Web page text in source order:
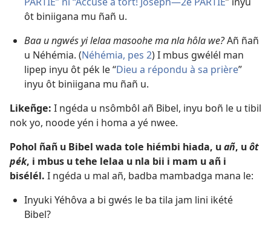
ôt biniigana mu ñañ u.
Baa u ngwés yi lelaa masoohe ma nla hôla we?Añ ñañ
u Néhémia. (Néhémia, pes 2) I mbus gwélél man
lipep inyu ôt pék le “Dieu a répondu à sa prière”
inyu ôt biniigana mu ñañ u.
Likeñge: I ngéda u nsômbôl añ Bibel, inyu boñ le u tibil
nok yo, noode yén i homa a yé nwee.
Pohol ñañ u Bibel wada tole hiémbi hiada, uañ, uôt
pék, i mbus u tehe lelaa u nla bii i mam u añ i
bisélél. I ngéda u mal añ, badba mambadga mana le:
Inyuki Yéhôva a bi gwés le ba tila jam lini ikété
Bibel?